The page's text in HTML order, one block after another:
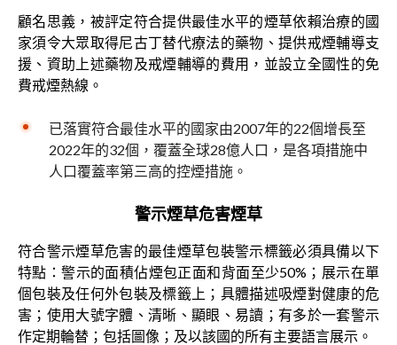
顧名思義，被評定符合提供最佳水平的煙草依賴治療的國
家須令大眾取得尼古丁替代療法的藥物、提供戒煙輔導支
援、資助上述藥物及戒煙輔導的費用，並設立全國性的免
費戒煙熱線。
已落實符合最佳水平的國家由2007年的22個增長至
2022年的32個，覆蓋全球28億人口，是各項措施中
人口覆蓋率第三高的控煙措施。
警示煙草危害煙草
符合警示煙草危害的最佳煙草包裝警示標籤必須具備以下
特點：警示的面積佔煙包正面和背面至少50%；展示在單
個包裝及任何外包裝及標籤上；具體描述吸煙對健康的危
害；使用大號字體、清晰、顯眼、易讀；有多於一套警示
作定期輪替；包括圖像；及以該國的所有主要語言展示。